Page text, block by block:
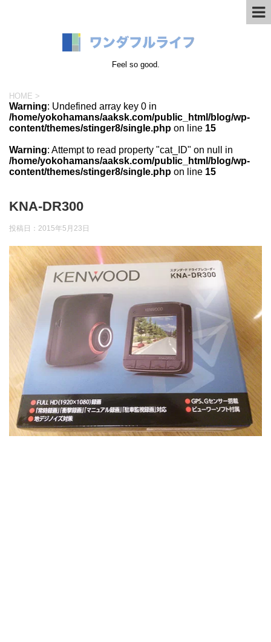
Feel so good.
HOME >
Warning: Undefined array key 0 in
/home/yokohamans/aaksk.com/public_html/blog/wp-
content/themes/stinger8/single.php on line 15
Warning: Attempt to read property "cat_ID" on null in
/home/yokohamans/aaksk.com/public_html/blog/wp-
content/themes/stinger8/single.php on line 15
KNA-DR300
投稿日： 2015年5月23日